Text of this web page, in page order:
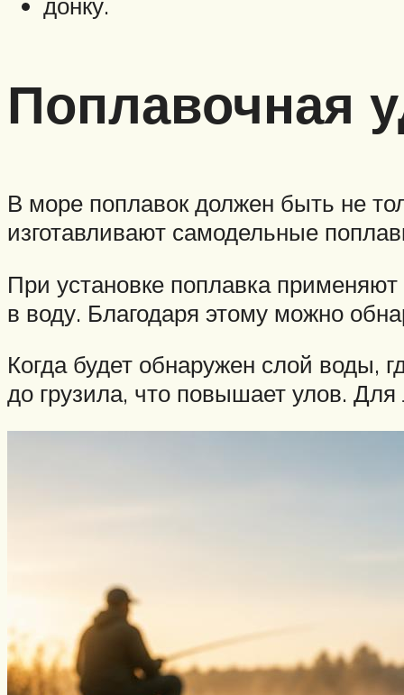
Поплавочная
В море поплавок должен быть не
изготавливают самодельные
При установке поплавка применяют
в воду. Благодаря этому можно
Когда будет обнаружен слой воды,
до грузила, что повышает улов.